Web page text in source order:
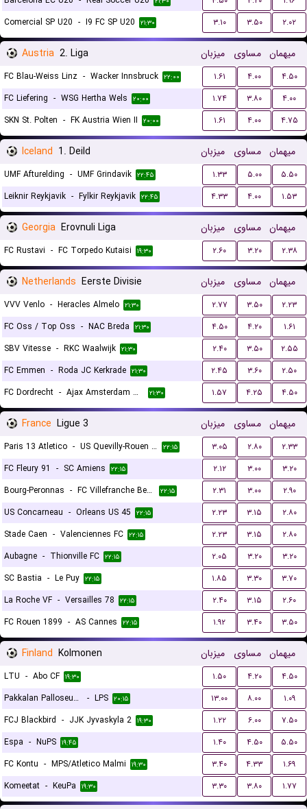
Comercial SP U20 - I9 FC SP U20 ۲۱:۳۰ ۳.۱۰ ۳.۵۰ ۲.۰۲
Austria 2. Liga میزبان مساوی میهمان
FC Blau-Weiss Linz - Wacker Innsbruck ۲۲:۰۰ ۱.۶۱ ۴.۰۰
۴.۵۰
FC Liefering - WSG Hertha Wels ۲۰:۰۰ ۱.۷۴ ۳.۸۰
۴.۰۰
SKN St. Polten - FK Austria Wien II ۲۰:۰۰ ۱.۶۱ ۴.۰۰ ۴.۷۵
Iceland 1. Deild میزبان مساوی میهمان
UMF Afturelding - UMF Grindavik ۲۲:۴۵ ۱.۳۳ ۵.۰۰
۵.۵۰
Leiknir Reykjavik - Fylkir Reykjavik ۲۲:۴۵ ۴.۳۳ ۴.۰۰ ۱.۵۳
Georgia Erovnuli Liga میزبان مساوی میهمان
FC Rustavi - FC Torpedo Kutaisi ۱۹:۳۰ ۲.۶۰ ۳.۲۰ ۲.۳۸
Netherlands Eerste Divisie میزبان مساوی میهمان
VVV Venlo - Heracles Almelo ۲۱:۳۰ ۲.۷۷ ۳.۵۰
۲.۲۳
FC Oss / Top Oss - NAC Breda ۲۱:۳۰ ۴.۵۰ ۴.۲۰
۱.۶۱
SBV Vitesse - RKC Waalwijk ۲۱:۳۰ ۲.۴۰ ۳.۵۰
۲.۵۵
FC Emmen - Roda JC Kerkrade ۲۱:۳۰ ۲.۴۵ ۳.۶۰
۲.۵۰
FC Dordrecht - Ajax Amsterdam Reserves ۲۱:۳۰ ۱.۵۷ ۴.۲۵ ۴.۵۰
France Ligue 3 میزبان مساوی میهمان
Paris 13 Atletico - US Quevilly-Rouen Métropole ۲۲:۱۵ ۳.۰۵ ۲.۸۰
۲.۳۳
FC Fleury 91 - SC Amiens ۲۲:۱۵ ۲.۱۲ ۳.۰۰
۳.۲۰
Bourg-Peronnas - FC Villefranche Beaujolais ۲۲:۱۵ ۲.۳۱ ۳.۰۰
۲.۹۰
US Concarneau - Orleans US 45 ۲۲:۱۵ ۲.۲۳ ۳.۱۵
۲.۸۰
Stade Caen - Valenciennes FC ۲۲:۱۵ ۲.۲۳ ۳.۱۵
۲.۸۰
Aubagne - Thionville FC ۲۲:۱۵ ۲.۰۵ ۳.۲۰
۳.۲۰
SC Bastia - Le Puy ۲۲:۱۵ ۱.۸۵ ۳.۳۰
۳.۷۰
La Roche VF - Versailles 78 ۲۲:۱۵ ۲.۴۰ ۳.۱۵
۲.۶۰
FC Rouen 1899 - AS Cannes ۲۲:۱۵ ۱.۹۲ ۳.۴۰ ۳.۵۰
Finland Kolmonen میزبان مساوی میهمان
LTU - Abo CF ۱۹:۳۰ ۱.۵۰ ۴.۲۰
۴.۵۰
Pakkalan Palloseura (PPS)
- LPS ۲۰:۱۵ ۱۳.۰۰ ۸.۰۰
۱.۰۹
FCJ Blackbird - JJK Jyvaskyla 2 ۱۹:۳۰ ۱.۲۲ ۶.۰۰
۷.۵۰
Espa - NuPS ۱۹:۴۵ ۱.۴۰ ۴.۵۰
۵.۵۰
FC Kontu - MPS/Atletico Malmi ۱۹:۳۰ ۳.۴۰ ۴.۳۳
۱.۶۹
Komeetat - KeuPa ۱۹:۳۰ ۳.۳۰ ۳.۸۰ ۱.۷۷